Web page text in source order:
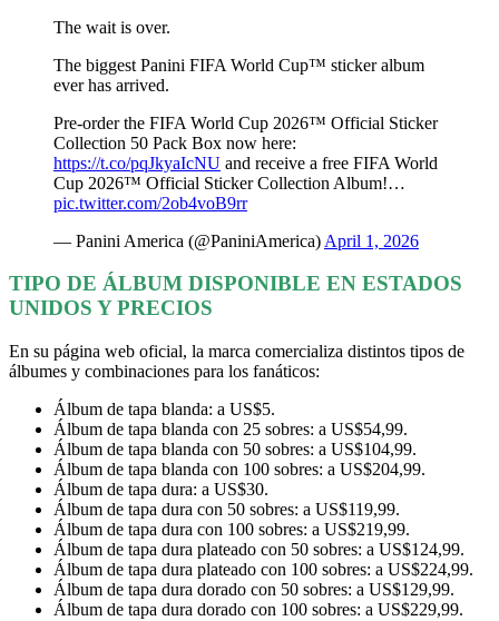
The wait is over.
The biggest Panini FIFA World Cup™ sticker album
ever has arrived.
Pre-order the FIFA World Cup 2026™ Official Sticker
Collection 50 Pack Box now here:
https://t.co/pqJkyaIcNU and receive a free FIFA World
Cup 2026™ Official Sticker Collection Album!…
pic.twitter.com/2ob4voB9rr
— Panini America (@PaniniAmerica) April 1, 2026
TIPO DE ÁLBUM DISPONIBLE EN ESTADOS
UNIDOS Y PRECIOS
En su página web oficial, la marca comercializa distintos tipos de
álbumes y combinaciones para los fanáticos:
Álbum de tapa blanda: a US$5.
Álbum de tapa blanda con 25 sobres: a US$54,99.
Álbum de tapa blanda con 50 sobres: a US$104,99.
Álbum de tapa blanda con 100 sobres: a US$204,99.
Álbum de tapa dura: a US$30.
Álbum de tapa dura con 50 sobres: a US$119,99.
Álbum de tapa dura con 100 sobres: a US$219,99.
Álbum de tapa dura plateado con 50 sobres: a US$124,99.
Álbum de tapa dura plateado con 100 sobres: a US$224,99.
Álbum de tapa dura dorado con 50 sobres: a US$129,99.
Álbum de tapa dura dorado con 100 sobres: a US$229,99.